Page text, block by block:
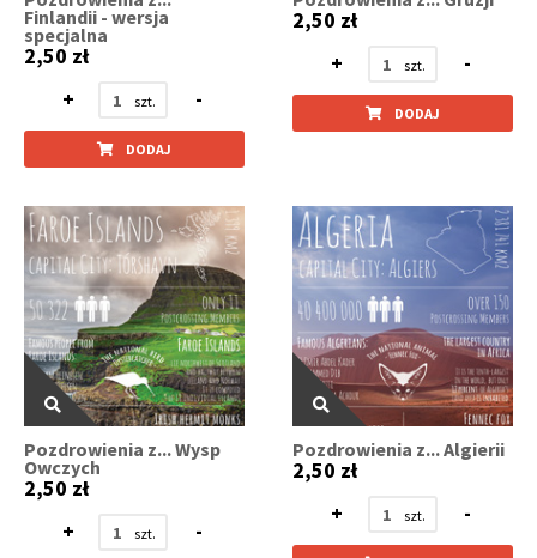
Finlandii - wersja
specjalna
2,50 zł
+
-
DODAJ
2,50 zł
+
-
DODAJ
Pozdrowienia z... Wysp
Owczych
2,50 zł
+
-
Pozdrowienia z... Algierii
2,50 zł
+
-